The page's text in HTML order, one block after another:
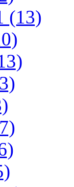
(13)